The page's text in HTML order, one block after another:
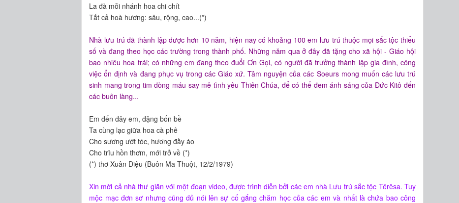
La đà mỗi nhánh hoa chi chít
Tất cả hoà hương: sâu, rộng, cao...(*)
Nhà lưu trú đã thành lập được hơn 10 năm, hiện nay có khoảng 100 em lưu trú thuộc mọi sắc tộc thiểu
số và đang theo học các trường trong thành phố. Những năm qua ở đây đã tặng cho xã hội - Giáo hội
bao nhiêu hoa trái; có những em đang theo đuổi Ơn Gọi, có người đã trưởng thành lập gia đình, công
việc ổn định và đang phục vụ trong các Giáo xứ. Tâm nguyện của các Soeurs mong muốn các lưu trú
sinh mang trong tim dòng máu say mê tình yêu Thiên Chúa, để có thể đem ánh sáng của Đức Kitô đến
các buôn làng...
Em đến đây em, đặng bốn bề
Ta cùng lạc giữa hoa cà phê
Cho sương ướt tóc, hương đầy áo
Cho trĩu hồn thơm, mới trở về (*)
(*) thơ Xuân Diệu (Buôn Ma Thuột, 12/2/1979)
Xin mời cả nhà thư giãn với một đoạn video, được trình diễn bởi các em nhà Lưu trú sắc tộc Têrêsa. Tuy
mộc mạc đơn sơ nhưng cũng đủ nói lên sự cố gắng chăm học của các em và nhất là chứa bao công